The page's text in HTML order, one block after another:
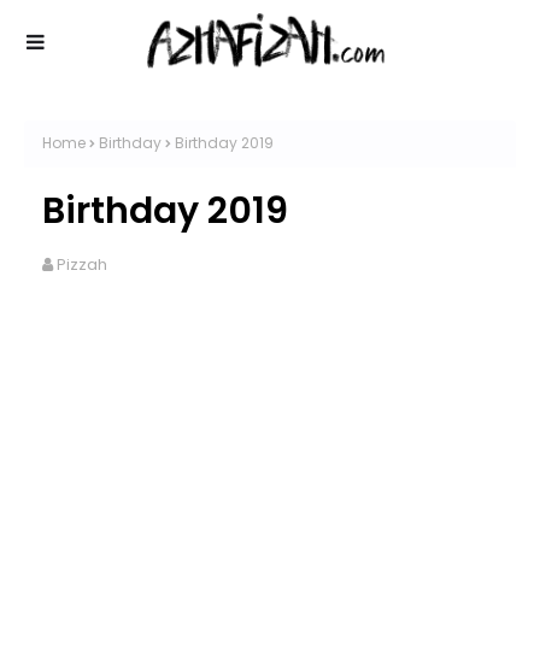
Home Birthday Birthday 2019
Birthday 2019
Pizzah